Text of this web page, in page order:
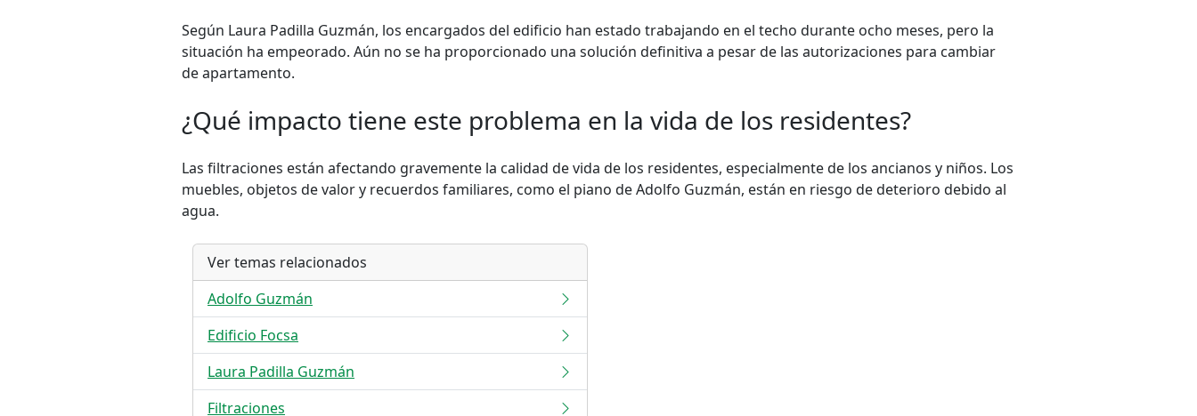
Según Laura Padilla Guzmán, los encargados del edificio han estado trabajando en el techo durante ocho meses, pero la
situación ha empeorado. Aún no se ha proporcionado una solución definitiva a pesar de las autorizaciones para cambiar
de apartamento.
¿Qué impacto tiene este problema en la vida de los residentes?
Las filtraciones están afectando gravemente la calidad de vida de los residentes, especialmente de los ancianos y niños. Los
muebles, objetos de valor y recuerdos familiares, como el piano de Adolfo Guzmán, están en riesgo de deterioro debido al
agua.
Ver temas relacionados
Adolfo Guzmán
Edificio Focsa
Laura Padilla Guzmán
Filtraciones